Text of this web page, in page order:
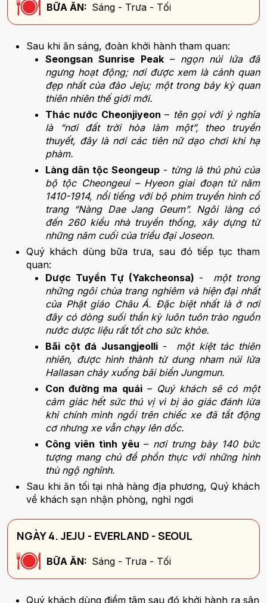
BỮA ĂN: Sáng - Trưa - Tối
Sau khi ăn sáng, đoàn khởi hành tham quan:
Seongsan Sunrise Peak– ngọn núi lửa đã
ngưng hoạt động; nơi được xem là cảnh quan
đẹp nhất của đảo Jeju; một trong bảy kỳ quan
thiên nhiên thế giới mới.
Thác nước Cheonjiyeon – tên gọi với ý nghĩa
là “nơi đất trời hòa làm một”, theo truyền
thuyết, đây là nơi các tiên nữ dạo chơi khi hạ
phàm.
Làng dân tộc Seongeup - từng là thủ phủ của
bộ tộc Cheongeui – Hyeon giai đoạn từ năm
1410-1914, nổi tiếng với bộ phim truyền hình cổ
trang “Nàng Dae Jang Geum”. Ngôi làng có
đến 260 kiểu nhà truyền thống, xây dựng từ
những năm cuối của triều đại Joseon.
Quý khách dùng bữa trưa, sau đó tiếp tục tham
quan:
Dược Tuyền Tự (Yakcheonsa) - một trong
những ngôi chùa trang nghiêm và hiện đại nhất
của Phật giáo Châu Á. Đặc biệt nhất là ở nơi
đây có dòng suối thần kỳ luôn tuôn trào nguồn
nước dược liệu rất tốt cho sức khỏe.
Bãi cột đá Jusangjeolli- một kiệt tác thiên
nhiên, được hình thành từ dung nham núi lửa
Hallasan chảy xuống bãi biển Jungmun.
Con đường ma quái– Quý khách sẽ có một
cảm giác hết sức thú vị vì bị ảo giác đánh lừa
khi chính mình ngồi trên chiếc xe đã tắt động
cơ nhưng xe vẫn chạy lên dốc.
Công viên tình yêu – nơi trưng bày 140 bức
tượng mang chủ đề phồn thực với những hình
thù ngộ nghĩnh.
Sau khi ăn tối tại nhà hàng địa phương, Quý khách
về khách sạn nhận phòng, nghỉ ngơi
NGÀY 4. JEJU - EVERLAND - SEOUL
BỮA ĂN: Sáng - Trưa - Tối
Quý khách dùng điểm tâm sau đó khởi hành ra sân